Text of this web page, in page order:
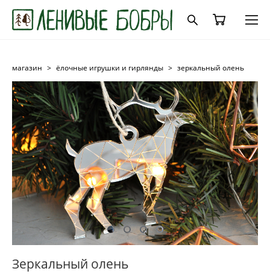
магазин > ёлочные игрушки и гирлянды > зеркальный олень
Зеркальный олень